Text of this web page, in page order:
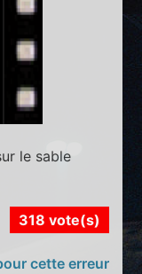
le sable
318 vote(s)
cette erreur